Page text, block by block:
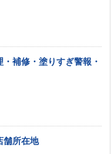
補修・塗りすぎ警報・
舗所在地